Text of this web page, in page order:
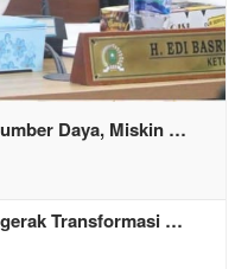
Daya, Miskin …
Transformasi …